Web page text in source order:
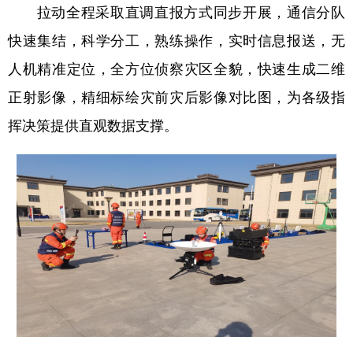
拉动全程采取直调直报方式同步开展，通信分队
快速集结，科学分工，熟练操作，实时信息报送，无
人机精准定位，全方位侦察灾区全貌，快速生成二维
正射影像，精细标绘灾前灾后影像对比图，为各级指
挥决策提供直观数据支撑。